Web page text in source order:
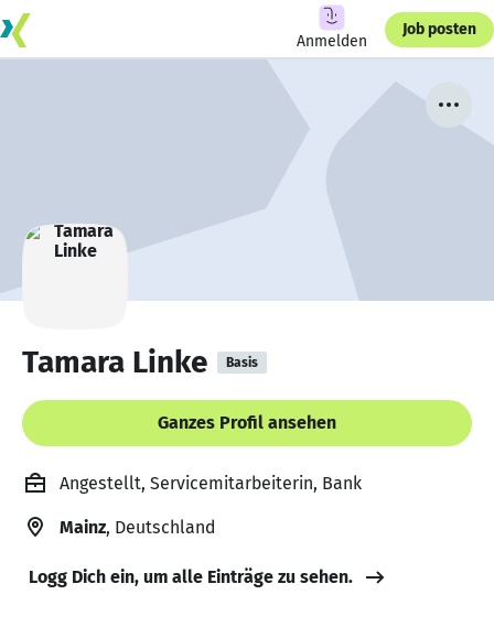
Anmelden
Job posten
Tamara Linke Basis
Ganzes Profil ansehen
Angestellt, Servicemitarbeiterin, Bank
Mainz, Deutschland
Logg Dich ein, um alle Einträge zu sehen.